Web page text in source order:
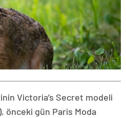
Victoria’s Secret modeli
önceki gün Paris Moda